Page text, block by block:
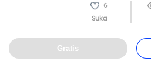
6
Suka
Gratis